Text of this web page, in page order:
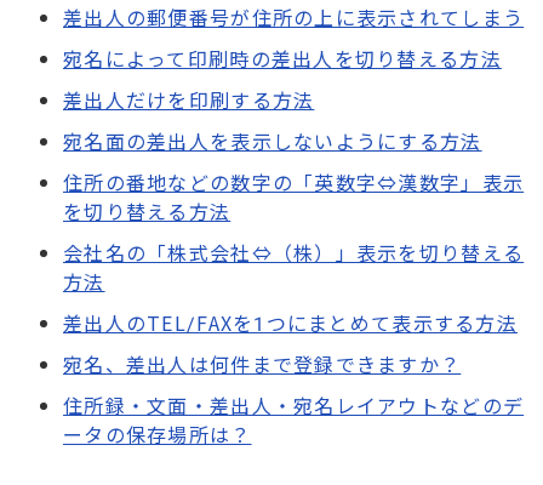
差出人の郵便番号が住所の上に表示されてしまう
宛名によって印刷時の差出人を切り替える方法
差出人だけを印刷する方法
宛名面の差出人を表示しないようにする方法
住所の番地などの数字の「英数字⇔漢数字」表示
を切り替える方法
会社名の「株式会社⇔（株）」表示を切り替える
方法
差出人のTEL/FAXを1つにまとめて表示する方法
宛名、差出人は何件まで登録できますか？
住所録・文面・差出人・宛名レイアウトなどのデ
ータの保存場所は？